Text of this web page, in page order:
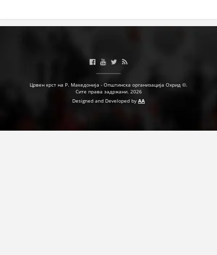
ПОСТЕРИ
Црвен крст на Р. Македонија - Општинска организација Охрид ©.
Сите права задржани. 2026
Designed and Developed by AA